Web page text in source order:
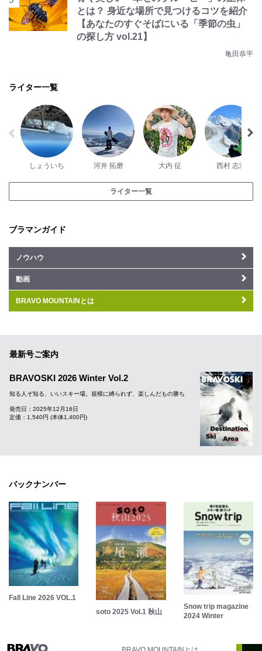
とは？ 身近な場所で見つけるコツを紹介
【あなたのすぐそばにいる「季節の虫」
の探し方 vol.21】
亀田恭平
ライター一覧
しょういち 河井 拓磨 大内 征 西村 志津
ライター一覧
ブラマンガイド
ノウハウ
動画
BRAVO MOUNTAINとは
最新号ご案内
BRAVOSKI 2026 Winter Vol.2
知る人ぞ知る、いいスキー場。規模に縛られず、楽しんだもの勝ち
発売日：2025年12月16日
定価：1,540円 (本体1,400円)
バックナンバー
Fall Line 2026 VOL.1
soto 2025 Vol.1 秋山
Snow trip magazine
2024 Winter